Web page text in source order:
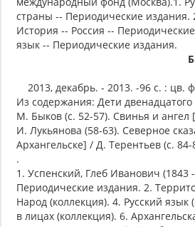
страны -- Периодические издания.
История -- Россия --
язык -- Периодические издания.
2013, декабрь. - 2013. -96 с. : цв.
Из содержания: Дети двенадцатого
М. Быков (с. 52-57). Свинья и ангел
И. Лукьянова (58-63). Северное
Архангельске] / Д. Терентьев (с. 84-
.
1. Успенский, Глеб Иванович (1843
Периодические издания. 2.
Народ (коллекция). 4. Русский язык
в лицах (коллекция). 6.